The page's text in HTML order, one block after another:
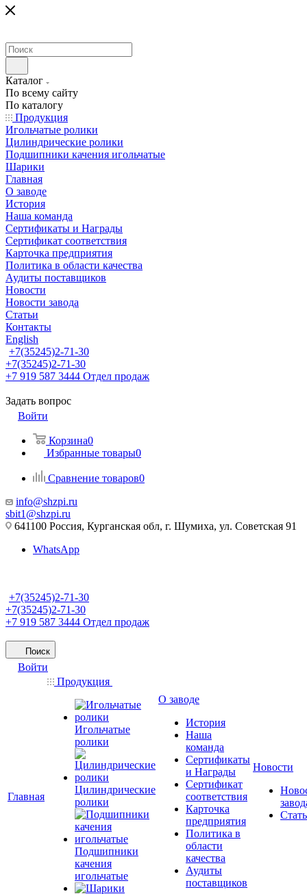
Каталог
По всему сайту
По каталогу
Продукция
Игольчатые ролики
Цилиндрические ролики
Подшипники качения игольчатые
Шарики
Главная
О заводе
История
Наша команда
Сертификаты и Награды
Сертификат соответствия
Карточка предприятия
Политика в области качества
Аудиты поставщиков
Новости
Новости завода
Статьи
Контакты
English
+7(35245)2-71-30
+7(35245)2-71-30
+7 919 587 3444 Отдел продаж
Задать вопрос
Войти
Корзина0
Избранные товары0
Сравнение товаров0
info@shzpi.ru
sbit1@shzpi.ru
641100 Россия, Курганская обл, г. Шумиха, ул. Советская 91
WhatsApp
+7(35245)2-71-30
+7(35245)2-71-30
+7 919 587 3444 Отдел продаж
Поиск
Войти
Главная
Продукция
Игольчатые
ролики
Цилиндрические
ролики
Подшипники
качения
игольчатые
О заводе
История
Наша
команда
Сертификаты
и Награды
Сертификат
соответствия
Карточка
предприятия
Политика в
области
качества
Аудиты
поставщиков
Новости